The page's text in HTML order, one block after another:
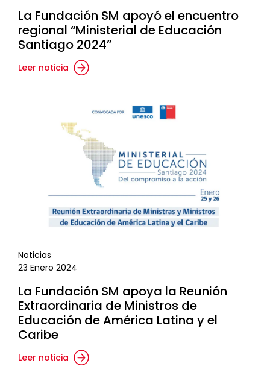
La Fundación SM apoyó el encuentro
regional “Ministerial de Educación
Santiago 2024”
Leer noticia
Noticias
23 Enero 2024
La Fundación SM apoya la Reunión
Extraordinaria de Ministros de
Educación de América Latina y el
Caribe
Leer noticia